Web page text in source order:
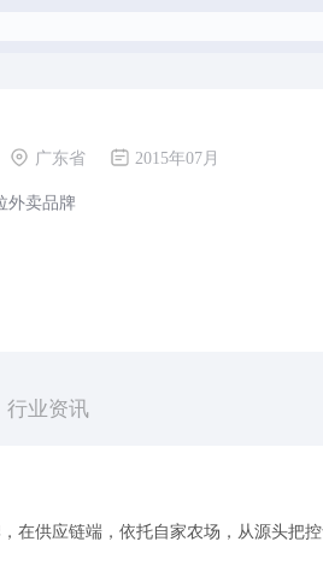
广东省 2015年07月
外卖品牌
行业资讯
在供应链端，依托自家农场，从源头把